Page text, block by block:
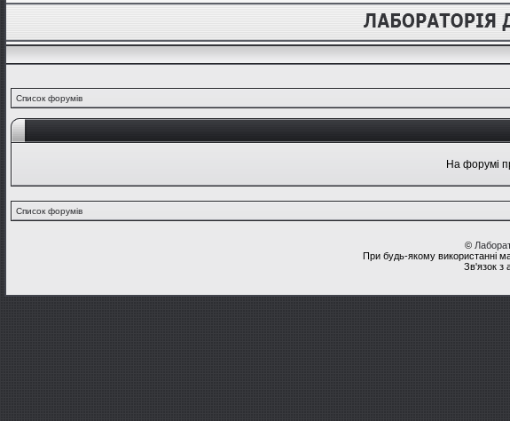
Список форумів
На форумі
Список форумів
©
При будь-якому використанні
Зв'язок з